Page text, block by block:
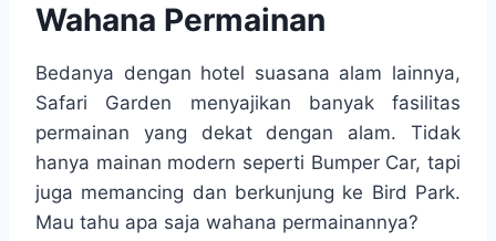
Wahana Permainan
Bedanya dengan hotel suasana alam lainnya,
Safari Garden menyajikan banyak fasilitas
permainan yang dekat dengan alam. Tidak
hanya mainan modern seperti Bumper Car, tapi
juga memancing dan berkunjung ke Bird Park.
Mau tahu apa saja wahana permainannya?